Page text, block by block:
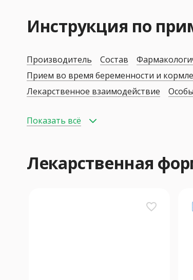
Инструкция по
Производитель Состав
Прием во время беременности и
Лекарственное взаимодействие
Показать всё
Лекарственная
favorite_border